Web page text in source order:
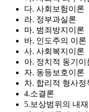
다. 사회보험이론
라. 정부과실론
마. 범죄방지이론
바. 인도주의 이론
사. 사회복지이론
아. 정치적 동기이
자. 동등보호이론
차. 합리적 형사정
4.소결론
5.보상범위의 내